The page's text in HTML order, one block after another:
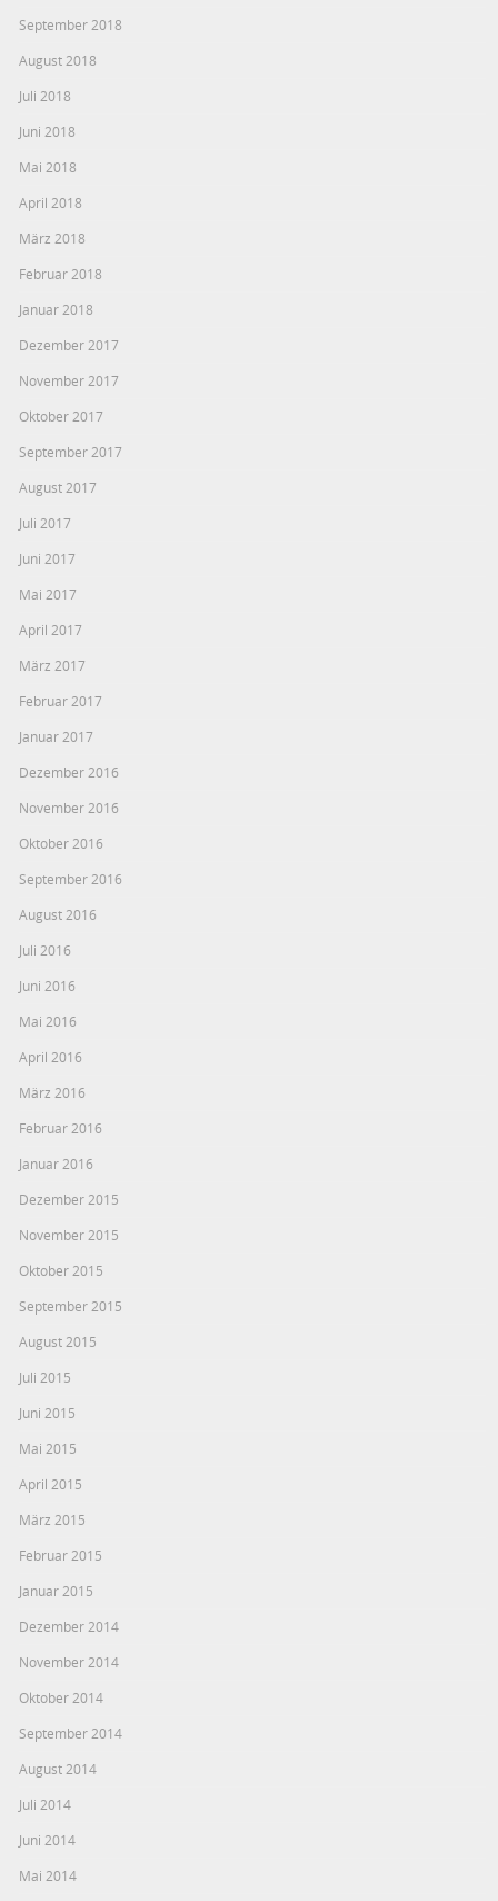
September 2018
August 2018
Juli 2018
Juni 2018
Mai 2018
April 2018
März 2018
Februar 2018
Januar 2018
Dezember 2017
November 2017
Oktober 2017
September 2017
August 2017
Juli 2017
Juni 2017
Mai 2017
April 2017
März 2017
Februar 2017
Januar 2017
Dezember 2016
November 2016
Oktober 2016
September 2016
August 2016
Juli 2016
Juni 2016
Mai 2016
April 2016
März 2016
Februar 2016
Januar 2016
Dezember 2015
November 2015
Oktober 2015
September 2015
August 2015
Juli 2015
Juni 2015
Mai 2015
April 2015
März 2015
Februar 2015
Januar 2015
Dezember 2014
November 2014
Oktober 2014
September 2014
August 2014
Juli 2014
Juni 2014
Mai 2014